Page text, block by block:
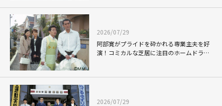
2026/07/29
阿部寛がプライドを砕かれる専業主夫を好
演！コミカルな芝居に注目のホームドラマ
2026/07/29